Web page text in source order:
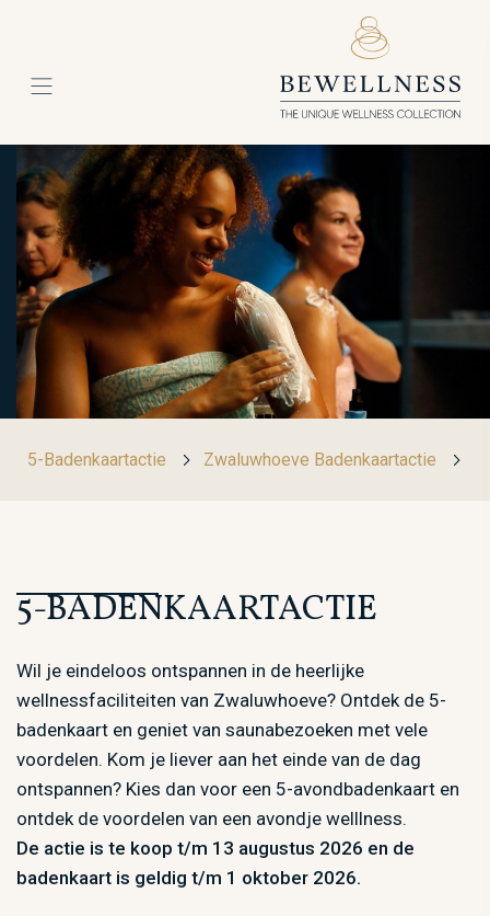
5-Badenkaartactie Zwaluwhoeve Badenkaartactie
5-BADENKAARTACTIE
Wil je eindeloos ontspannen in de heerlijke
wellnessfaciliteiten van Zwaluwhoeve? Ontdek de 5-
badenkaart en geniet van saunabezoeken met vele
voordelen. Kom je liever aan het einde van de dag
ontspannen? Kies dan voor een 5-avondbadenkaart en
ontdek de voordelen van een avondje welllness.
De actie is te koop t/m 13 augustus 2026 en de
badenkaart is geldig t/m 1 oktober 2026.